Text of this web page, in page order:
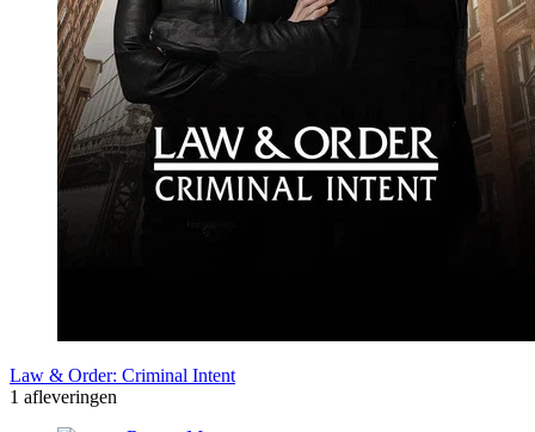
Law & Order: Criminal Intent
1 afleveringen